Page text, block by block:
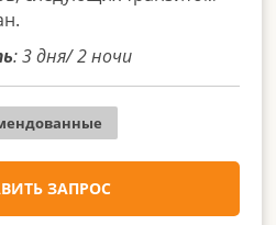
: 3 дня/ 2 ночи
ЗАПРОС